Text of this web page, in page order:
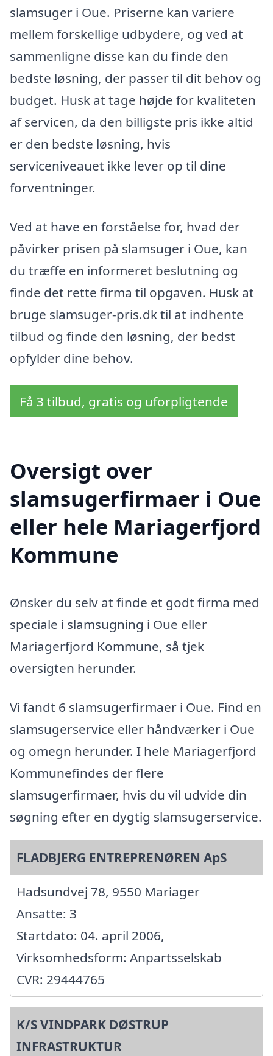
slamsuger i Oue. Priserne kan variere
mellem forskellige udbydere, og ved at
sammenligne disse kan du finde den
bedste løsning, der passer til dit behov og
budget. Husk at tage højde for kvaliteten
af servicen, da den billigste pris ikke altid
er den bedste løsning, hvis
serviceniveauet ikke lever op til dine
forventninger.
Ved at have en forståelse for, hvad der
påvirker prisen på slamsuger i Oue, kan
du træffe en informeret beslutning og
finde det rette firma til opgaven. Husk at
bruge slamsuger-pris.dk til at indhente
tilbud og finde den løsning, der bedst
opfylder dine behov.
Få 3 tilbud, gratis og uforpligtende
Oversigt over
slamsugerfirmaer i Oue
eller hele Mariagerfjord
Kommune
Ønsker du selv at finde et godt firma med
speciale i slamsugning i Oue eller
Mariagerfjord Kommune, så tjek
oversigten herunder.
Vi fandt 6 slamsugerfirmaer i Oue. Find en
slamsugerservice eller håndværker i Oue
og omegn herunder. I hele Mariagerfjord
Kommunefindes der flere
slamsugerfirmaer, hvis du vil udvide din
søgning efter en dygtig slamsugerservice.
FLADBJERG ENTREPRENØREN ApS
Hadsundvej 78, 9550 Mariager
Ansatte: 3
Startdato: 04. april 2006,
Virksomhedsform: Anpartsselskab
CVR: 29444765
K/S VINDPARK DØSTRUP
INFRASTRUKTUR